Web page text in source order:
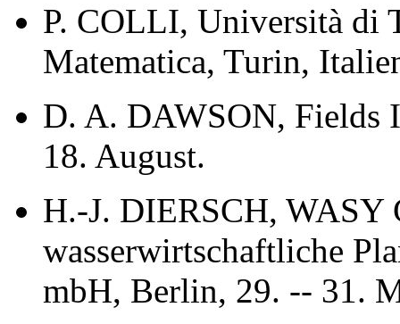
P. COLLI, Università di
Matematica, Turin,
D. A. DAWSON, Fields
18. August.
H.-J. DIERSCH, WASY
wasserwirtschaftliche
mbH, Berlin, 29. -- 31.